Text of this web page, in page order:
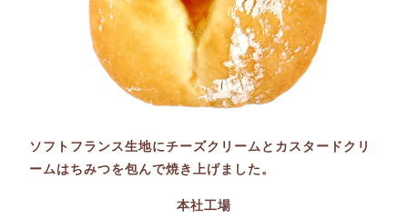
ソフトフランス生地にチーズクリームとカスタードクリ
ームはちみつを包んで焼き上げました。
本社工場